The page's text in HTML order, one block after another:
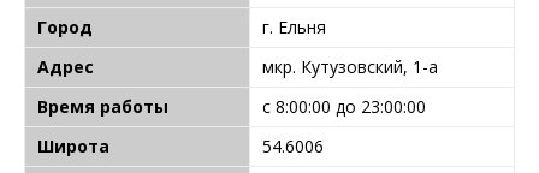
Город
г. Ельня
Адрес
мкр. Кутузовский, 1-а
Время работы
с 8:00:00 до 23:00:00
Широта
54.6006